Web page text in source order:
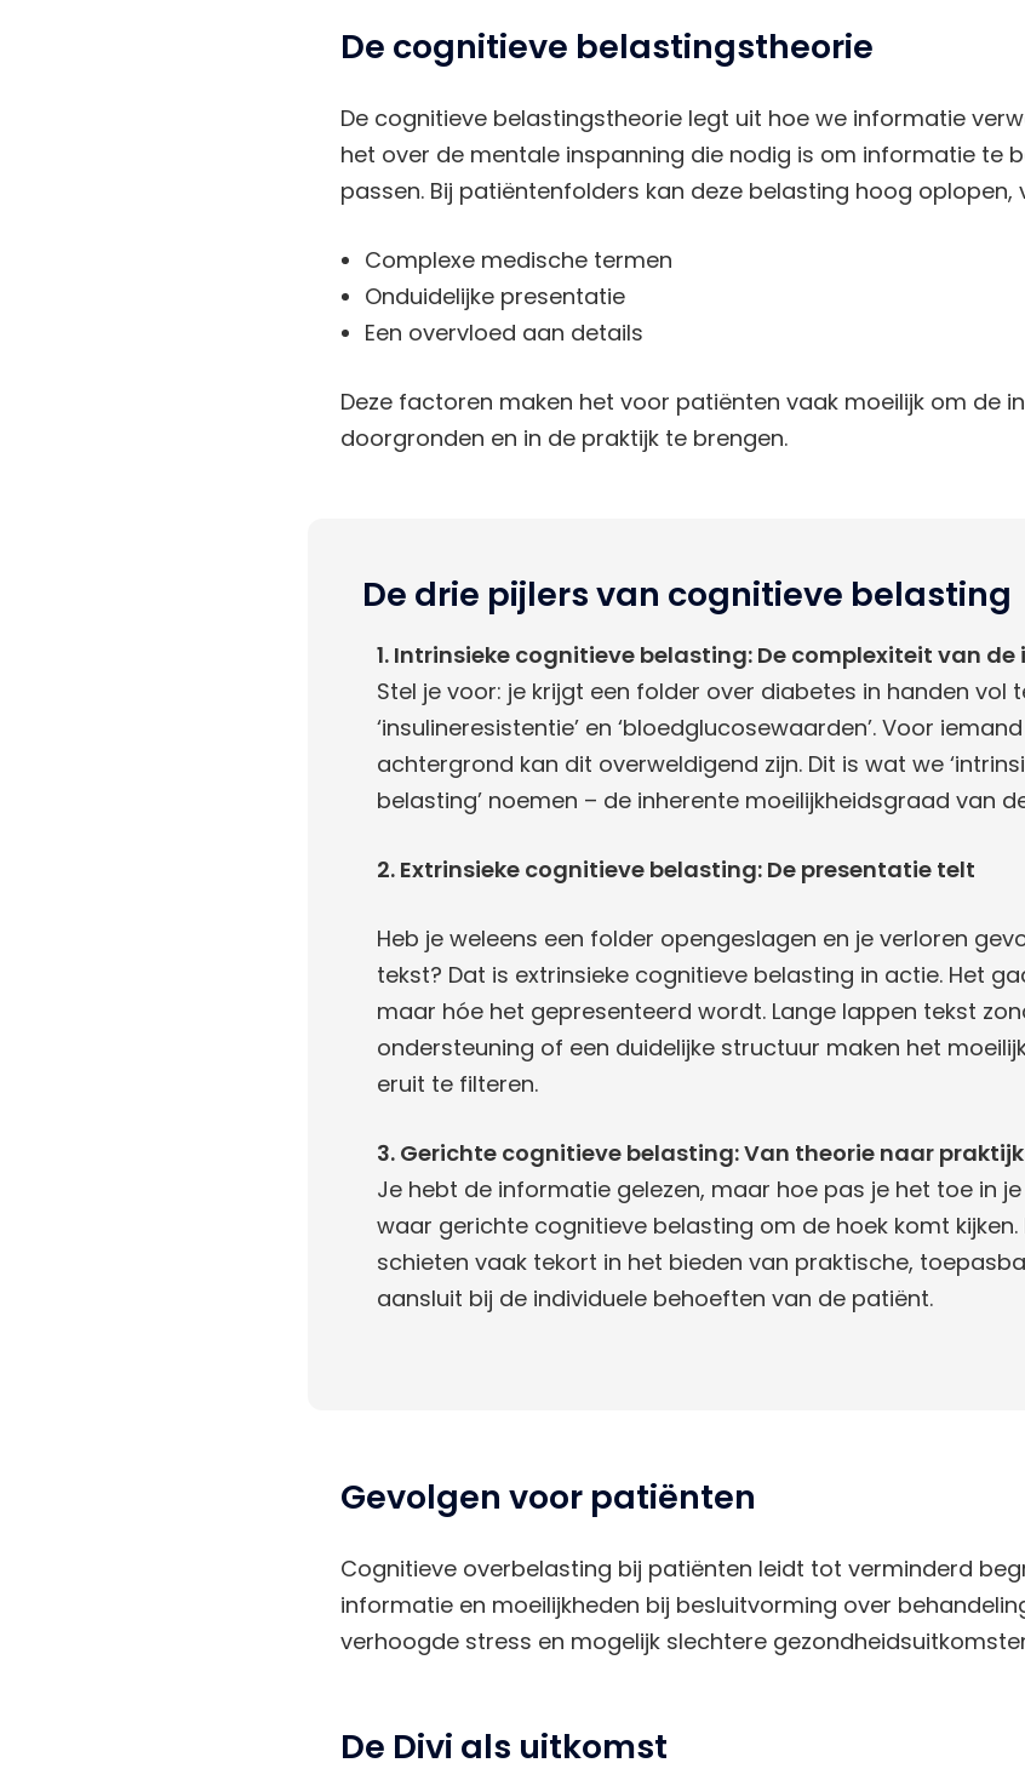
De cognitieve belastingstheorie
De cognitieve belastingstheorie legt uit hoe we informatie
het over de mentale inspanning die nodig is om informatie te
passen. Bij patiëntenfolders kan deze belasting hoog oplopen,
Complexe medische termen
Onduidelijke presentatie
Een overvloed aan details
Deze factoren maken het voor patiënten vaak moeilijk om de
doorgronden en in de praktijk te brengen.
De drie pijlers van cognitieve belasting
1. Intrinsieke cognitieve belasting: De complexiteit van de
Stel je voor: je krijgt een folder over diabetes in handen vol
‘insulineresistentie’ en ‘bloedglucosewaarden’. Voor
achtergrond kan dit overweldigend zijn. Dit is wat we
belasting’ noemen – de inherente moeilijkheidsgraad van
2. Extrinsieke cognitieve belasting: De presentatie telt
Heb je weleens een folder opengeslagen en je verloren
tekst? Dat is extrinsieke cognitieve belasting in actie. Het
maar hóe het gepresenteerd wordt. Lange lappen tekst
ondersteuning of een duidelijke structuur maken het
eruit te filteren.
3. Gerichte cognitieve belasting: Van theorie naar praktijk
Je hebt de informatie gelezen, maar hoe pas je het toe in je
waar gerichte cognitieve belasting om de hoek komt
schieten vaak tekort in het bieden van praktische,
aansluit bij de individuele behoeften van de patiënt.
Gevolgen voor patiënten
Cognitieve overbelasting bij patiënten leidt tot verminderd
informatie en moeilijkheden bij besluitvorming over
verhoogde stress en mogelijk slechtere
De Divi als uitkomst